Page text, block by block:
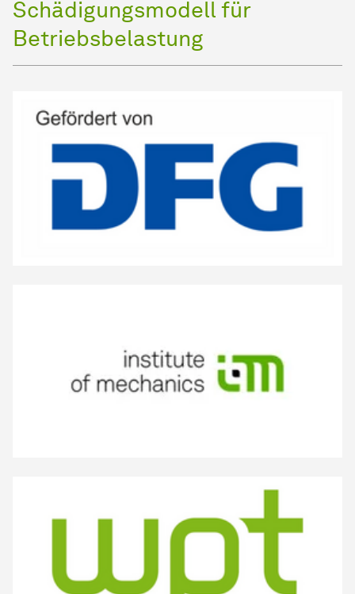
Schädigungsmodell für
Betriebsbelastung